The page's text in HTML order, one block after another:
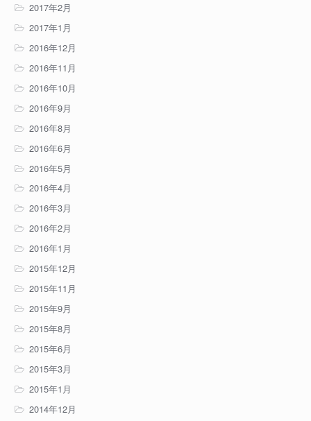
2017年2月
2017年1月
2016年12月
2016年11月
2016年10月
2016年9月
2016年8月
2016年6月
2016年5月
2016年4月
2016年3月
2016年2月
2016年1月
2015年12月
2015年11月
2015年9月
2015年8月
2015年6月
2015年3月
2015年1月
2014年12月